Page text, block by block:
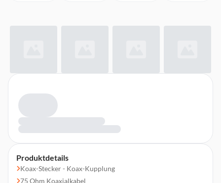
Produktdetails
Koax-Stecker - Koax-Kupplung
75 Ohm Koaxialkabel